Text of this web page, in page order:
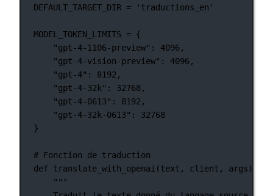
DEFAULT_TARGET_DIR = 'traductions_en'
MODEL_TOKEN_LIMITS = {
"gpt-4-1106-preview" : 4096,
"gpt-4-vision-preview" : 4096,
"gpt-4" : 8192 ,
"gpt-4-32k" : 32768,
"gpt-4-0613" : 8192 ,
"gpt-4-32k-0613" : 32768
}
# Fonction de traduction
def
translate_with_openai (text, client, args):
"""